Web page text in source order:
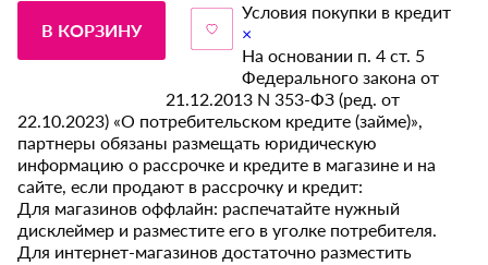
В КОРЗИНУ
Условия покупки в кредит
×
На основании п. 4 ст. 5
Федерального закона от
21.12.2013 N 353-ФЗ (ред. от
22.10.2023) «О потребительском кредите (займе)»,
партнеры обязаны размещать юридическую
информацию о рассрочке и кредите в магазине и на
сайте, если продают в рассрочку и кредит:
Для магазинов оффлайн: распечатайте нужный
дисклеймер и разместите его в уголке потребителя.
Для интернет-магазинов достаточно разместить